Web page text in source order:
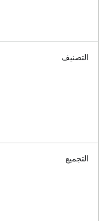
التصنيف
التجميع